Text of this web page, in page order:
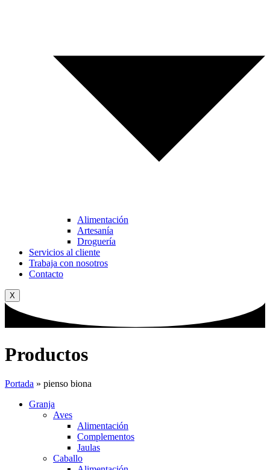
Alimentación
Artesanía
Droguería
Servicios al cliente
Trabaja con nosotros
Contacto
X
Productos
Portada » pienso biona
Granja
Aves
Alimentación
Complementos
Jaulas
Caballo